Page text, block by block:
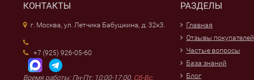
КОНТАКТЫ
г. Москва, ул. Летчика Бабушкина, д. 32к3.
+7 (925) 926-05-60
Время работы: Пн-Пт: 10:00-17:00, Сб-Вс:
РАЗДЕЛЫ
Главная
Отзывы покупателей
Частые вопросы
База знаний
Блог